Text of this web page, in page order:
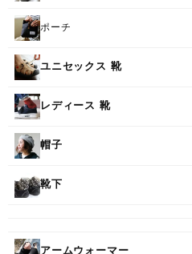
ポーチ
ユニセックス 靴
レディース 靴
帽子
靴下
アームウォーマー